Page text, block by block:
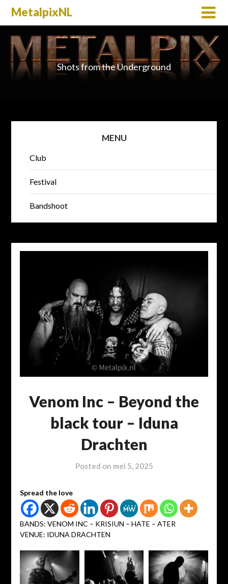
MetalpixNL
Shots from the Underground
MENU
Club
Festival
Bandshoot
Venom Inc – Beyond the
black tour – Iduna
Drachten
Posted on mei 5, 2025
Spread the love
BANDS: VENOM INC – KRISIUN – HATE – ATER
VENUE: IDUNA DRACHTEN